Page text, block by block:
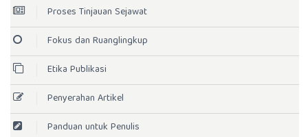
Proses Tinjauan Sejawat
Fokus dan Ruanglingkup
Etika Publikasi
Penyerahan Artikel
Panduan untuk Penulis